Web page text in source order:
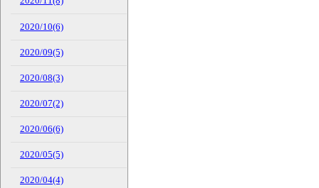
2020/10(6)
2020/09(5)
2020/08(3)
2020/07(2)
2020/06(6)
2020/05(5)
2020/04(4)